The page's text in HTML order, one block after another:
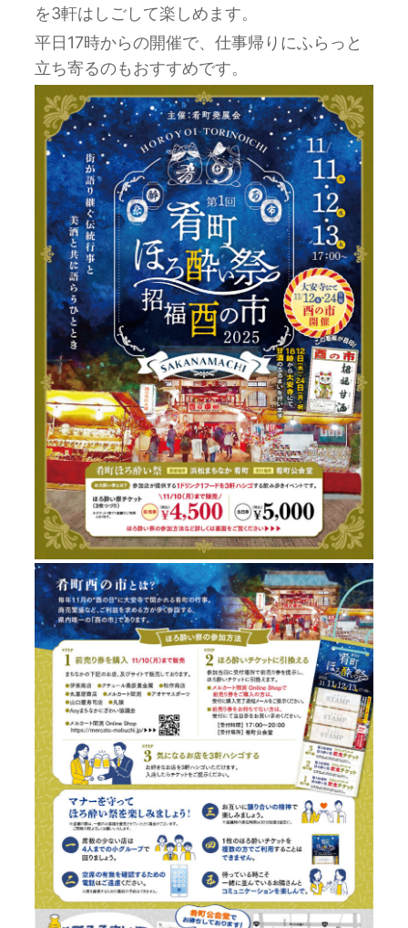
を3軒はしごして楽しめます。
平日17時からの開催で、仕事帰りにふらっと
立ち寄るのもおすすめです。